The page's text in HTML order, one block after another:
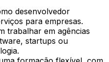
desenvolvedor
para empresas.
trabalhar em agências
startups ou